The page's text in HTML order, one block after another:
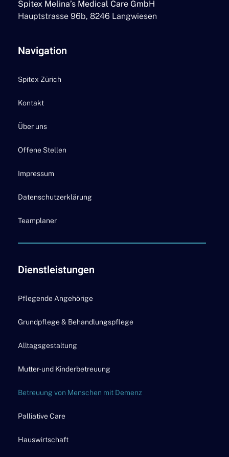
Spitex Melina’s Medical Care GmbH
Hauptstrasse 96b, 8246 Langwiesen
Navigation
Spitex Zürich
Kontakt
Über uns
Offene Stellen
Impressum
Datenschutzerklärung
Teamplaner
Dienstleistungen
Pflegende Angehörige
Grundpflege & Behandlungspflege
Alltagsgestaltung
Mutter- und Kinderbetreuung
Betreuung von Menschen mit Demenz
Palliative Care
Hauswirtschaft